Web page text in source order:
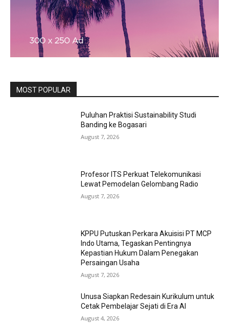
MOST POPULAR
Puluhan Praktisi Sustainability Studi
Banding ke Bogasari
August 7, 2026
Profesor ITS Perkuat Telekomunikasi
Lewat Pemodelan Gelombang Radio
August 7, 2026
KPPU Putuskan Perkara Akuisisi PT MCP
Indo Utama, Tegaskan Pentingnya
Kepastian Hukum Dalam Penegakan
Persaingan Usaha
August 7, 2026
Unusa Siapkan Redesain Kurikulum untuk
Cetak Pembelajar Sejati di Era AI
August 4, 2026